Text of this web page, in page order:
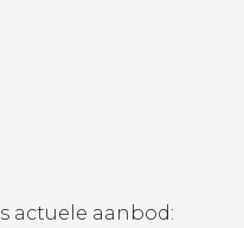
actuele aanbod: